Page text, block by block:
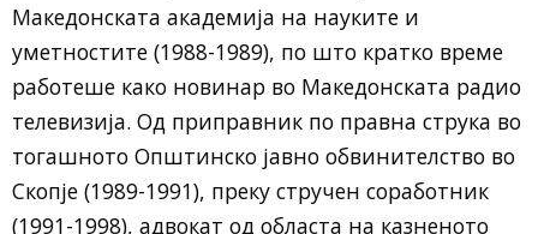
Македонската академија на науките и
уметностите (1988-1989), по што кратко време
работеше како новинар во Македонската радио
телевизија. Од приправник по правна струка во
тогашното Општинско јавно обвинителство во
Скопје (1989-1991), преку стручен соработник
(1991-1998), адвокат од областа на казненото